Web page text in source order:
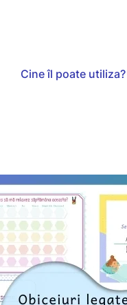
Cine îl poate utiliza?